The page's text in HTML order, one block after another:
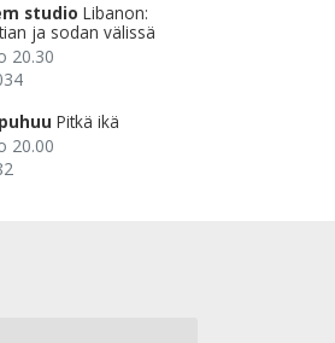
studio Libanon:
ja sodan välissä
20.30
Pitkä ikä
20.00